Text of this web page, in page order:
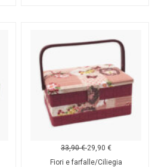
33,90€ 29,90 €
Fiori e farfalle/Ciliegia